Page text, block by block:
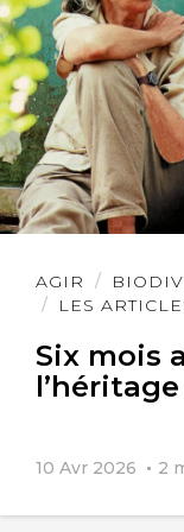
AGIR
LES
Six mois
10 Avr 2026 2
Lire
l'article